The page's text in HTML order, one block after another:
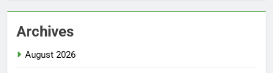
Archives
August 2026